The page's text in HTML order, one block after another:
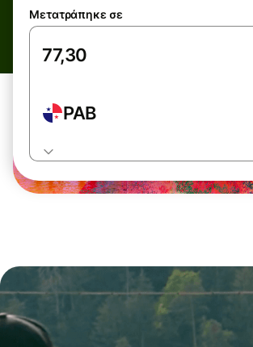
Μετατράπηκε σε
PAB